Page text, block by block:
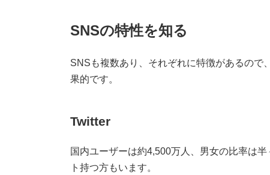
SNSの特性を知る
SNSも複数あり、それぞれに特徴があるので
果的です。
Twitter
国内ユーザーは約4,500万人、男女の比率は
ト持つ方もいます。